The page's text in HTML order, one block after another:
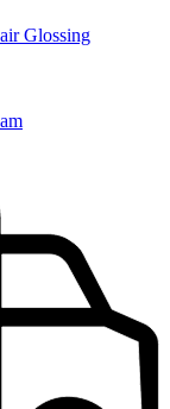
Glossing